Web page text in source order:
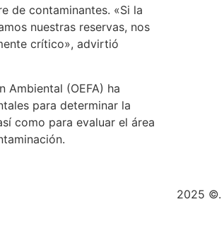
de contaminantes. «Si la
nuestras reservas, nos
crítico», advirtió
Ambiental (OEFA) ha
para determinar la
como para evaluar el área
2025 ©.